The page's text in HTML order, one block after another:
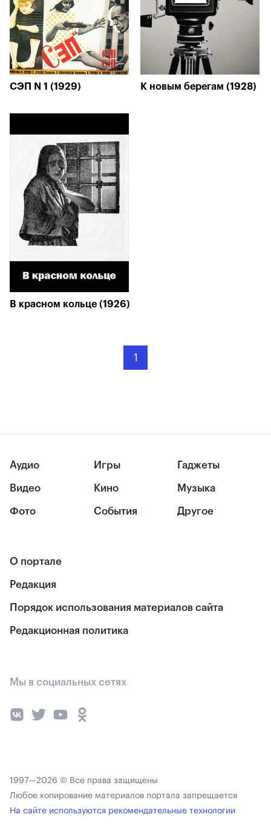
СЭП N 1 (1929) К новым берегам (1928)
В красном кольце (1926)
1
Аудио
Видео
Фото
Игры
Кино
События
Гаджеты
Музыка
Другое
О портале
Редакция
Порядок использования материалов сайта
Редакционная политика
Мы в социальных сетях
1997—2026 © Все права защищены
Любое копирование материалов портала запрещается
На сайте используются рекомендательные технологии